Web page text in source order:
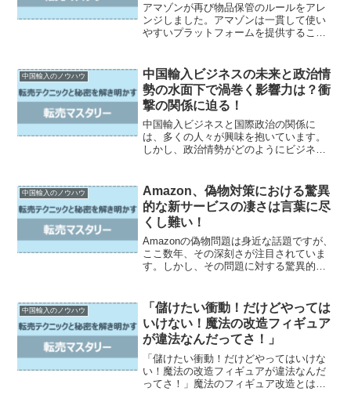
アマゾンが再び物品保管のルールをアレ
ンジしました。アマゾンは一貫して使い
やすいプラットフォームを提供すること
ルールが導入される前の古いルールにつ
いては、アマゾンの物品保...
中国輸入のノウハウ
中国輸入ビジネスの未来と政治情
勢の水面下で渦巻く影響力は？衝
撃の関係に迫る！
中国輸入ビジネスと国際政治の関係に
は、多くの人々が興味を抱いています。
しかし、政治情勢がどのようにビジネス
ジネスが今後直面するであろう課題や、
政治の影響力について詳しく...
中国輸入のノウハウ
Amazon、偽物対策における驚異
的な新サービスの凄さは言葉に尽
くし難い！
Amazonの偽物問題は身近な話題ですが、
ここ数年、その深刻さが注目されていま
す。しかし、その問題に対する驚異的な
手法です。この新サービスによって、偽
物...
中国輸入のノウハウ
「儲けたい衝動！だけどやっては
いけない！魔法の改造フィギュア
が違法なんだってさ！」
「儲けたい衝動！だけどやってはいけな
い！魔法の改造フィギュアが違法なんだ
ってさ！」魔法のフィギュア改造とは？